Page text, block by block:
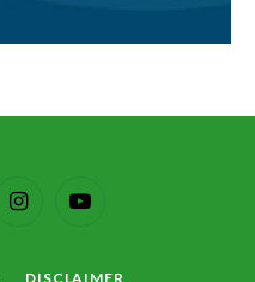
InstagramYouTube
DISCLAIMER